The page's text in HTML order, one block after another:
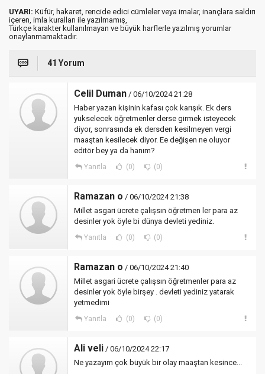
UYARI: Küfür, hakaret, rencide edici cümleler veya imalar, inançlara saldırı
içeren, imla kuralları ile yazılmamış,
Türkçe karakter kullanılmayan ve büyük harflerle yazılmış yorumlar
onaylanmamaktadır.
41 Yorum
Celil Duman / 06/10/2024 21:28
Haber yazan kişinin kafası çok karışık. Ek ders
yükselecek öğretmenler derse girmek isteyecek
diyor, sonrasında ek dersden kesilmeyen vergi
maaştan kesilecek diyor. Ee değişen ne oluyor
editör bey ya da hanım?
Yanıtla (0) (0)
Ramazan o / 06/10/2024 21:38
Millet asgari ücrete çalışsın öğretmen ler para az
desinler yok öyle bi dünya devleti yediniz.
Yanıtla (0) (0)
Ramazan o / 06/10/2024 21:40
Millet asgari ücrete çalışsın öğretmenler para az
desinler yok öyle birşey . devleti yediniz yatarak
yetmedimi
Yanıtla (0) (0)
Ali veli / 06/10/2024 22:17
Ne yazayım çok büyük bir olay maaştan kesince...